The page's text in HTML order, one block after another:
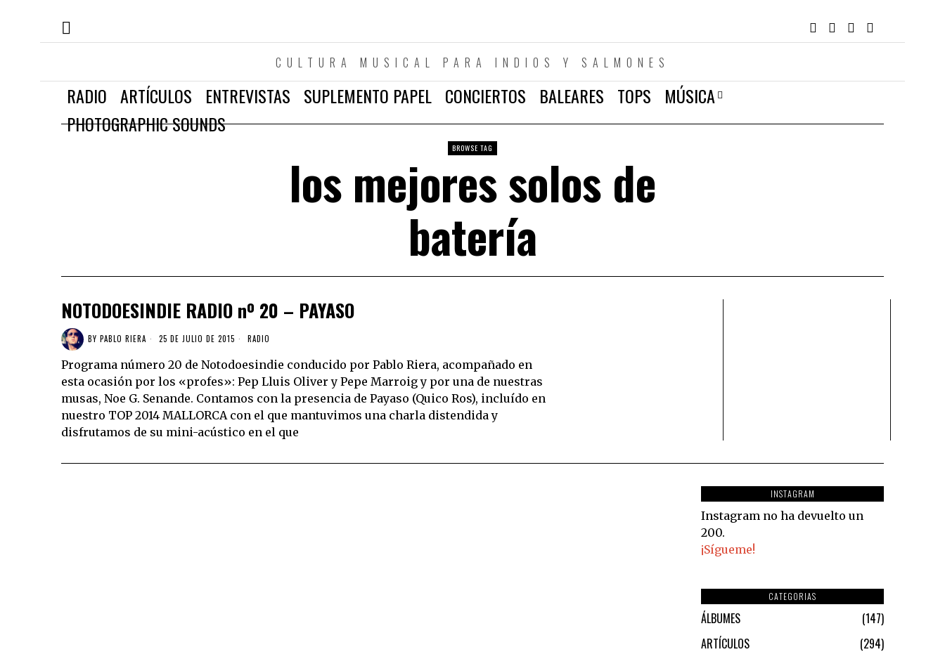
CULTURA MUSICAL PARA INDIOS Y SALMONES
RADIO ARTÍCULOS ENTREVISTAS SUPLEMENTO PAPEL CONCIERTOS BALEARES TOPS
MÚSICA
PHOTOGRAPHIC SOUNDS
BROWSE TAG
los mejores solos de
batería
NOTODOESINDIE RADIO nº 20 – PAYASO
BY PABLO RIERA 25 DE JULIO DE 2015 RADIO
Programa número 20 de Notodoesindie conducido por Pablo Riera, acompañado en
esta ocasión por los «profes»: Pep Lluis Oliver y Pepe Marroig y por una de nuestras
musas, Noe G. Senande. Contamos con la presencia de Payaso (Quico Ros), incluído en
nuestro TOP 2014 MALLORCA con el que mantuvimos una charla distendida y
disfrutamos de su mini-acústico en el que
INSTAGRAM
Instagram no ha devuelto un
200.
¡Sígueme!
CATEGORIAS
ÁLBUMES
147
ARTÍCULOS
294